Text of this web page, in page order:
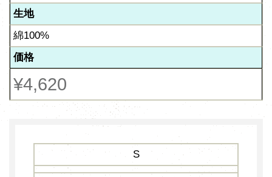
生地
綿100%
価格
¥4,620
S